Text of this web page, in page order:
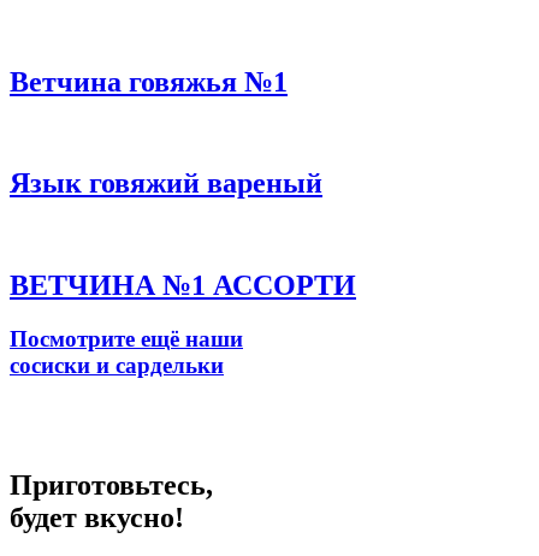
Ветчина говяжья №1
Язык говяжий вареный
ВЕТЧИНА №1 АССОРТИ
Посмотрите ещё наши
сосиски и сардельки
Приготовьтесь,
будет вкусно!